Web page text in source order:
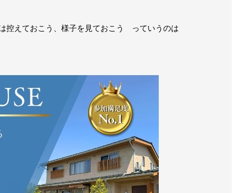
控えておこう、様子を見ておこう っていうのは